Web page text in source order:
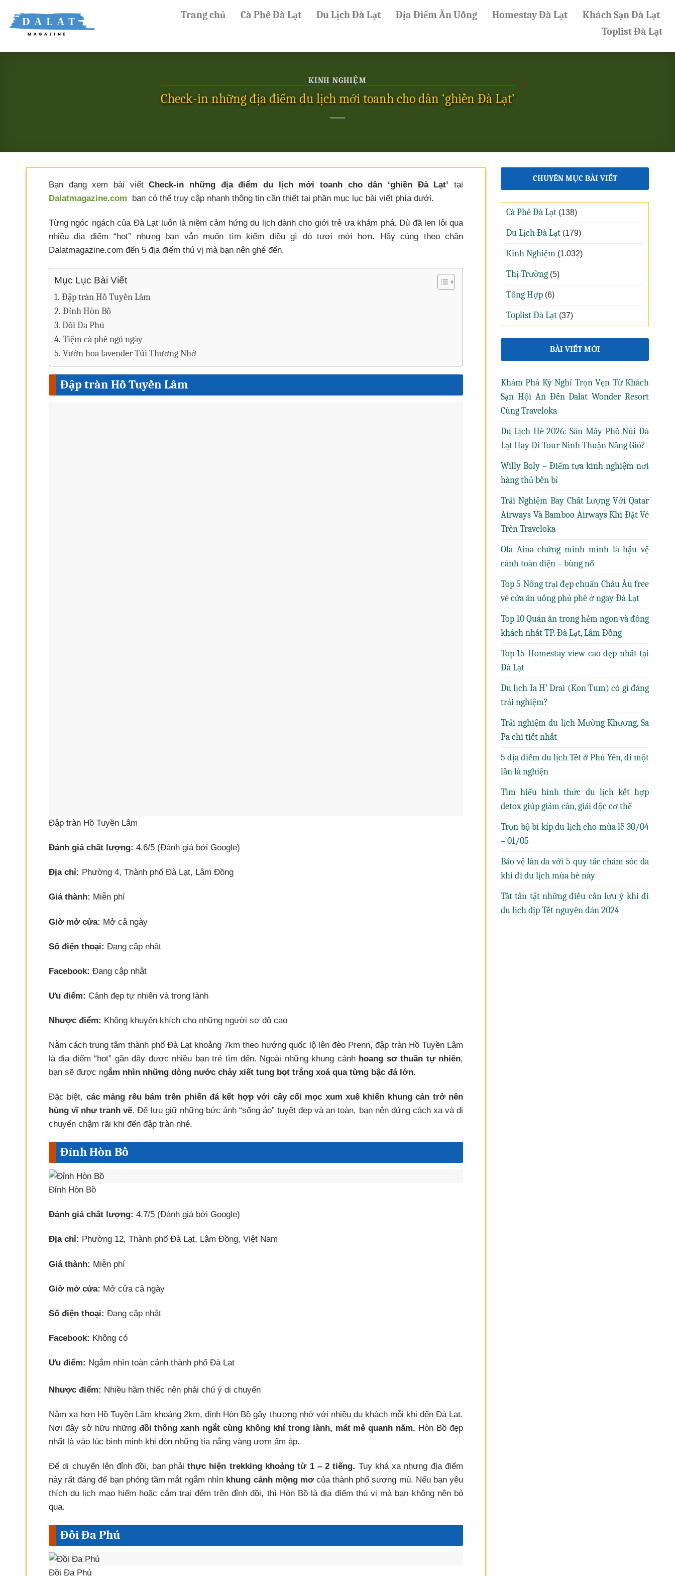
content
Trang chủ Cà Phê Đà Lạt Du Lịch Đà Lạt Địa Điểm Ăn Uống Homestay Đà Lạt
Khách Sạn Đà Lạt
Toplist Đà Lạt
KINH NGHIỆM
Check-in những địa điểm du lịch mới toanh cho dân ‘ghiền Đà Lạt’
Bạn đang xem bài viếtCheck-in những địa điểm du lịch mới toanh cho dân ‘ghiền Đà Lạt’ tại
Dalatmagazine.com
bạn có thể truy cập nhanh thông tin cần thiết tại phần mục lục bài viết phía dưới.
Từng ngóc ngách của Đà Lạt luôn là niềm cảm hứng du lịch dành cho giới trẻ ưa khám phá. Dù đã len lỏi qua
nhiều địa điểm “hot” nhưng bạn vẫn muốn tìm kiếm điều gì đó tươi mới hơn. Hãy cùng theo chân
Dalatmagazine.com đến 5 địa điểm thú vị mà bạn nên ghé đến.
Mục Lục Bài Viết
Đập tràn Hồ Tuyền Lâm
Đỉnh Hòn Bồ
Đồi Đa Phú
Tiệm cà phê ngủ ngày
Vườn hoa lavender Túi Thương Nhớ
Đập tràn Hồ Tuyền Lâm
Đập tràn Hồ Tuyền Lâm
Đánh giá chất lượng: 4.6/5 (Đánh giá bởi Google)
Địa chỉ: Phường 4, Thành phố Đà Lạt, Lâm Đồng
Giá thành: Miễn phí
Giờ mở cửa: Mở cả ngày
Số điện thoại: Đang cập nhật
Facebook: Đang cập nhật
Ưu điểm: Cảnh đẹp tự nhiên và trong lành
Nhược điểm: Không khuyến khích cho những người sợ độ cao
Nằm cách trung tâm thành phố Đà Lạt khoảng 7km theo hướng quốc lộ lên đèo Prenn, đập tràn Hồ Tuyền Lâm
là địa điểm “hot” gần đây được nhiều bạn trẻ tìm đến. Ngoài những khung cảnh hoang sơ thuần tự nhiên,
bạn sẽ được ngắm nhìn những dòng nước chảy xiết tung bọt trắng xoá qua từng bậc đá lớn.
Đặc biệt, các mảng rêu bám trên phiến đá kết hợp với cây cối mọc xum xuê khiến khung cản trở nên
hùng vĩ như tranh vẽ. Để lưu giữ những bức ảnh “sống ảo” tuyệt đẹp và an toàn, bạn nên đứng cách xa và di
chuyển chậm rãi khi đến đập tràn nhé.
Đỉnh Hòn Bồ
Đỉnh Hòn Bồ
Đánh giá chất lượng: 4.7/5 (Đánh giá bởi Google)
Địa chỉ: Phường 12, Thành phố Đà Lạt, Lâm Đồng, Việt Nam
Giá thành: Miễn phí
Giờ mở cửa: Mở cửa cả ngày
Số điện thoại: Đang cập nhật
Facebook: Không có
Ưu điểm: Ngắm nhìn toàn cảnh thành phố Đà Lạt
Nhược điểm: Nhiều hầm thiếc nên phải chú ý di chuyển
Nằm xa hơn Hồ Tuyền Lâm khoảng 2km, đỉnh Hòn Bồ gây thương nhớ với nhiều du khách mỗi khi đến Đà Lạt.
Nơi đây sở hữu những đồi thông xanh ngắt cùng không khí trong lành, mát mẻ quanh năm. Hòn Bồ đẹp
nhất là vào lúc bình minh khi đón những tia nắng vàng ươm ấm áp.
Để di chuyển lên đỉnh đồi, bạn phảithực hiện trekking khoảng từ 1 – 2 tiếng. Tuy khá xa nhưng địa điểm
này rất đáng để bạn phóng tầm mắt ngắm nhìn khung cảnh mộng mơcủa thành phố sương mù. Nếu bạn yêu
thích du lịch mạo hiểm hoặc cắm trại đêm trên đỉnh đồi, thì Hòn Bồ là địa điểm thú vị mà bạn không nên bỏ
qua.
Đồi Đa Phú
Đồi Đa Phú
CHUYÊN MỤC BÀI VIẾT
Cà Phê Đà Lạt (138)
Du Lịch Đà Lạt (179)
Kinh Nghiệm (1.032)
Thị Trường (5)
Tổng Hợp (6)
Toplist Đà Lạt (37)
BÀI VIẾT MỚI
Khám Phá Kỳ Nghỉ Trọn Vẹn Từ Khách
Sạn Hội An Đến Dalat Wonder Resort
Cùng Traveloka
Du Lịch Hè 2026: Săn Mây Phố Núi Đà
Lạt Hay Đi Tour Ninh Thuận Nắng Gió?
Willy Boly – Điểm tựa kinh nghiệm nơi
hàng thủ bền bỉ
Trải Nghiệm Bay Chất Lượng Với Qatar
Airways Và Bamboo Airways Khi Đặt Vé
Trên Traveloka
Ola Aina chứng minh mình là hậu vệ
cánh toàn diện – bùng nổ
Top 5 Nông trại đẹp chuẩn Châu Âu free
vé cửa ăn uống phủ phê ở ngay Đà Lạt
Top 10 Quán ăn trong hẻm ngon và đông
khách nhất TP. Đà Lạt, Lâm Đồng
Top 15 Homestay view cao đẹp nhất tại
Đà Lạt
Du lịch Ia H’ Drai (Kon Tum) có gì đáng
trải nghiệm?
Trải nghiệm du lịch Mường Khương, Sa
Pa chi tiết nhất
5 địa điểm du lịch Tết ở Phú Yên, đi một
lần là nghiện
Tìm hiểu hình thức du lịch kết hợp
detox giúp giảm cân, giải độc cơ thể
Trọn bộ bí kíp du lịch cho mùa lễ 30/04
– 01/05
Bảo vệ làn da với 5 quy tắc chăm sóc da
khi đi du lịch mùa hè này
Tất tần tật những điều cần lưu ý khi đi
du lịch dịp Tết nguyên đán 2024